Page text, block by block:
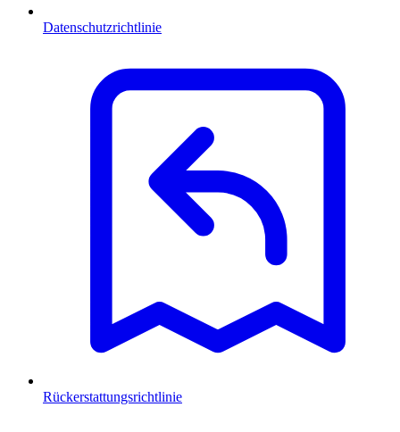
Datenschutzrichtlinie
Rückerstattungsrichtlinie